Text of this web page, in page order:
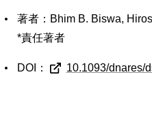
著者：Bhim B. Biswa,
*責任著者
DOI： 10.1093/dnares/